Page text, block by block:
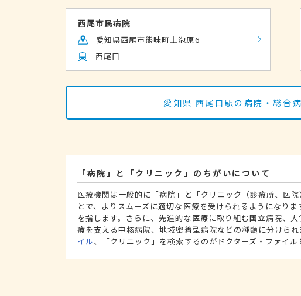
西尾市民病院
愛知県西尾市熊味町上泡原6
西尾口
愛知県 西尾口駅の病院・総合
「病院」と「クリニック」のちがいについて
医療機関は一般的に「病院」と「クリニック（診療所、医
とで、よりスムーズに適切な医療を受けられるようになり
を指します。さらに、先進的な医療に取り組む国立病院、
療を支える中核病院、地域密着型病院などの種類に分けられ
イル、「クリニック」を検索するのがドクターズ・ファイル